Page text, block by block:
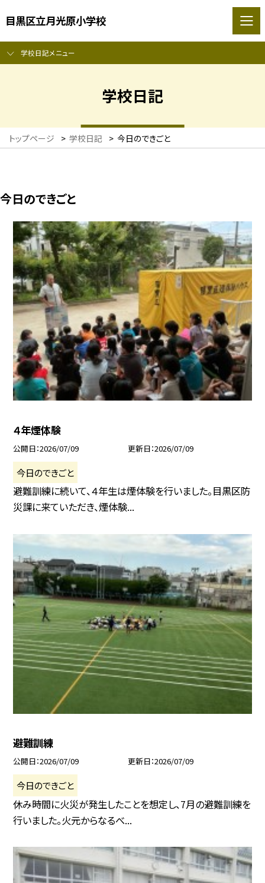
目黒区立月光原小学校
学校日記メニュー
学校日記
トップページ > 学校日記 > 今日のできごと
今日のできごと
４年煙体験
公開日 2026/07/09 更新日 2026/07/09
今日のできごと
避難訓練に続いて、４年生は煙体験を行いました。目黒区防
災課に来ていただき、煙体験...
避難訓練
公開日 2026/07/09 更新日 2026/07/09
今日のできごと
休み時間に火災が発生したことを想定し、7月の避難訓練を
行いました。火元からなるべ...